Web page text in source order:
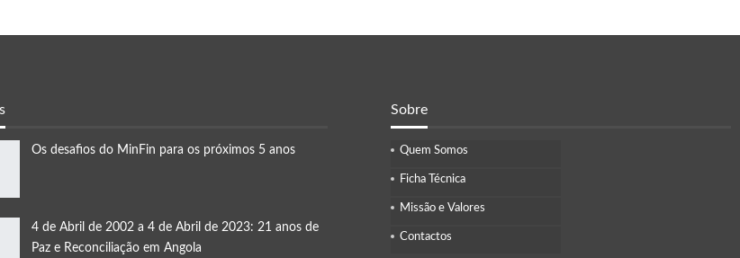
Os desafios do MinFin para os próximos 5 anos
4 de Abril de 2002 a 4 de Abril de 2023: 21 anos de
Paz e Reconciliação em Angola
Sobre
Quem Somos
Ficha Técnica
Missão e Valores
Contactos